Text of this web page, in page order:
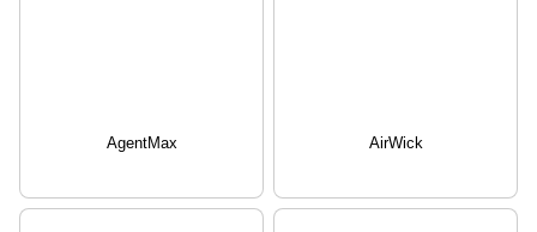
AgentMax AirWick